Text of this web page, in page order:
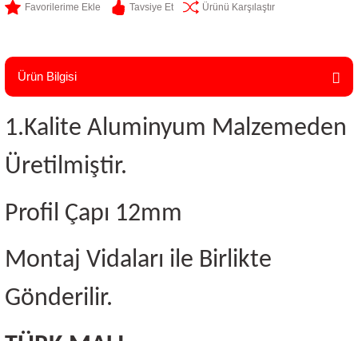
Tavsiye Et Ürünü Karşılaştır
Ürün Bilgisi
1.Kalite Aluminyum Malzemeden
Üretilmiştir.
Profil Çapı 12mm
Montaj Vidaları ile Birlikte
Gönderilir.